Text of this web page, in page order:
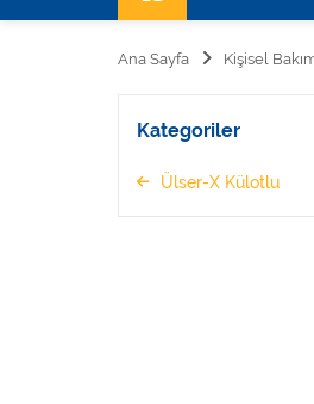
Ana Sayfa Kişisel
Kategoriler
Ülser-X Külotlu